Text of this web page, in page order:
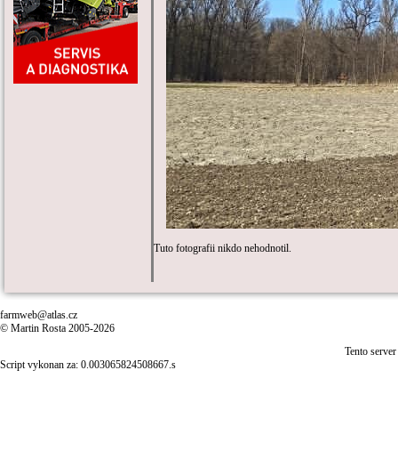
Tuto fotografii nikdo nehodnotil.
farmweb@atlas.cz
© Martin Rosta 2005-2026
Tento
Script vykonan za: 0.003065824508667.s